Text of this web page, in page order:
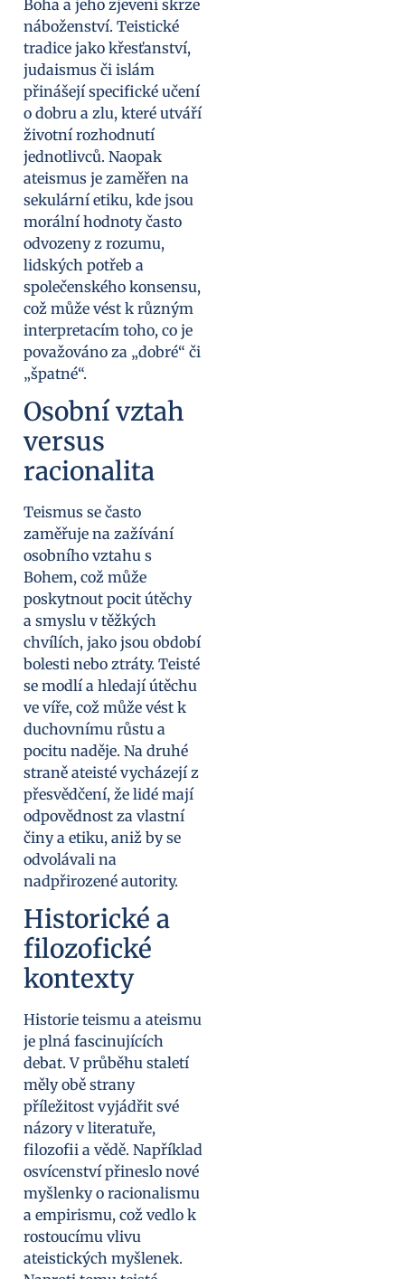
Boha a jeho zjevení skrze
náboženství. Teistické
tradice jako křesťanství,
judaismus či islám
přinášejí specifické učení
o dobru a zlu, které utváří
životní rozhodnutí
jednotlivců. Naopak
ateismus je zaměřen na
sekulární etiku, kde jsou
morální hodnoty často
odvozeny z rozumu,
lidských potřeb a
společenského konsensu,
což může vést k různým
interpretacím toho, co je
považováno za „dobré“ či
„špatné“.
Osobní vztah
versus
racionalita
Teismus se často
zaměřuje na zažívání
osobního vztahu s
Bohem, což může
poskytnout pocit útěchy
a smyslu v těžkých
chvílích, jako jsou období
bolesti nebo ztráty. Teisté
se modlí a hledají útěchu
ve víře, což může vést k
duchovnímu růstu a
pocitu naděje. Na druhé
straně ateisté vycházejí z
přesvědčení, že lidé mají
odpovědnost za vlastní
činy a etiku, aniž by se
odvolávali na
nadpřirozené autority.
Historické a
filozofické
kontexty
Historie teismu a ateismu
je plná fascinujících
debat. V průběhu staletí
měly obě strany
příležitost vyjádřit své
názory v literatuře,
filozofii a vědě. Například
osvícenství přineslo nové
myšlenky o racionalismu
a empirismu, což vedlo k
rostoucímu vlivu
ateistických myšlenek.